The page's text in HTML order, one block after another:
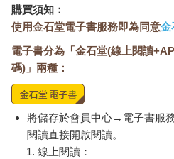
──用傾聽化解誤會，用耐心贏得信
心、同情心的聆聽者面前舉白旗。
就像眼鏡蛇四射毒液，聆聽者就更
我舉個例子說明：幾年前紐約電話
著客服人員惡言相向的顧客。這名
罵，還會失心瘋一般胡言亂語、威
訴公共服務委員會（Public Service
購買須知：
使用金石堂電子書服務即為同意金
電子書分為「金石堂(線上閱讀
碼)」兩種：
將儲存於會員中心→電子書服
閱讀直接開啟閱讀。
線上閱讀：